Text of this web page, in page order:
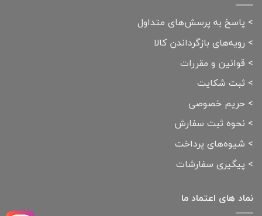
> پاسخ به پرسش‌های متداول
> رویه‌های بازگرداندن کالا
> قوانین و مقررات
> ثبت شکایت
> حریم خصوصی
> نحوه ثبت سفارش
> شیوه‌های پرداخت
> پیگیری سفارشات
نماد های اعتماد ما